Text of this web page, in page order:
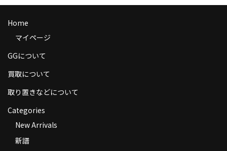
Help
送料
お支払い方法
返品
コンディション
Home
マイページ
GGについて
買取について
取り置きなどについて
Categories
New Arrivals
新譜